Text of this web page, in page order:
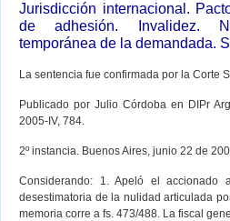
Jurisdicción internacional.
de adhesión. Invalidez.
temporánea de la demandada.
La sentencia fue confirmada por la Corte
Publicado por Julio Córdoba en DIPr
2005-IV, 784.
2º instancia. Buenos Aires, junio 22 de
Considerando: 1. Apeló el
desestimatoria de la nulidad articulada
memoria corre a fs. 473/488. La fiscal